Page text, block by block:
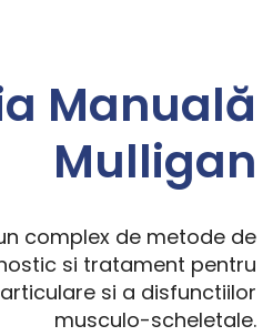
Manuală
Mulligan
complex de metode de
si tratament pentru
si a disfunctiilor
musculo-scheletale.